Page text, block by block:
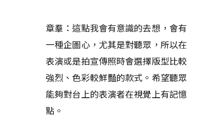
章羣：這點我會有意識的去想，會有
一種企圖心，尤其是對聽眾，所以在
表演或是拍宣傳照時會選擇版型比較
強烈、色彩較鮮豔的款式。希望聽眾
能夠對台上的表演者在視覺上有記憶
點。